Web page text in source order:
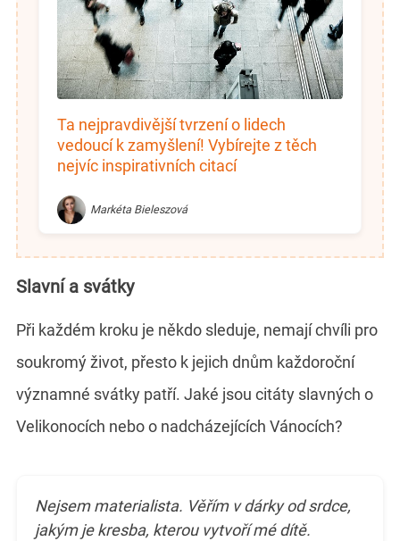
Ta nejpravdivější tvrzení o lidech
vedoucí k zamyšlení! Vybírejte z těch
nejvíc inspirativních citací
Markéta Bieleszová
Slavní a svátky
Při každém kroku je někdo sleduje, nemají chvíli pro
soukromý život, přesto k jejich dnům každoroční
významné svátky patří. Jaké jsou citáty slavných o
Velikonocích nebo o nadcházejících Vánocích?
Nejsem materialista. Věřím v dárky od srdce,
jakým je kresba, kterou vytvoří mé dítě.